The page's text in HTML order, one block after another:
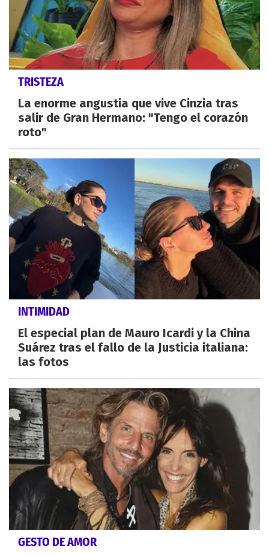
TRISTEZA
La enorme angustia que vive Cinzia tras
salir de Gran Hermano: "Tengo el corazón
roto"
INTIMIDAD
El especial plan de Mauro Icardi y la China
Suárez tras el fallo de la Justicia italiana:
las fotos
GESTO DE AMOR